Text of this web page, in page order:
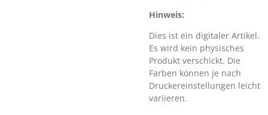
Hinweis:
Dies ist ein digitaler Artikel.
Es wird kein physisches
Produkt verschickt. Die
Farben können je nach
Druckereinstellungen leicht
variieren.